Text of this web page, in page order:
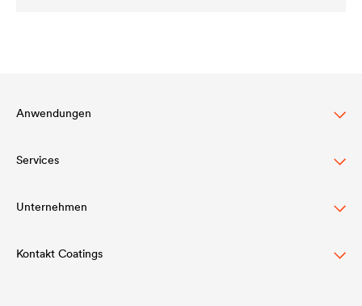
Anwendungen
Dachbeschichtung
Holzlasur
Agrarwirtschaft
Services
Download
Referenzen
Unternehmen
Struktur
Kontakt Coatings